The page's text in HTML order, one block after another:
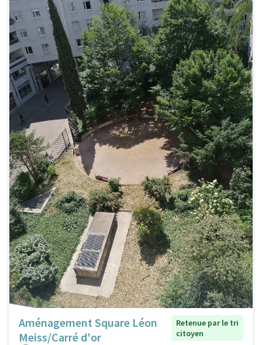
Aménagement Square Léon
Meiss/Carré d'or
Retenue par le tri
citoyen